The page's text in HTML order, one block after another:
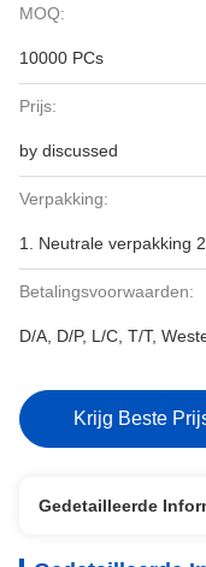
MOQ:
10000 PCs
Prijs:
by discussed
Verpakking:
1. Neutrale verpakking
Betalingsvoorwaarden:
D/A, D/P, L/C, T/T,
Krijg Beste
Gedetailleerde